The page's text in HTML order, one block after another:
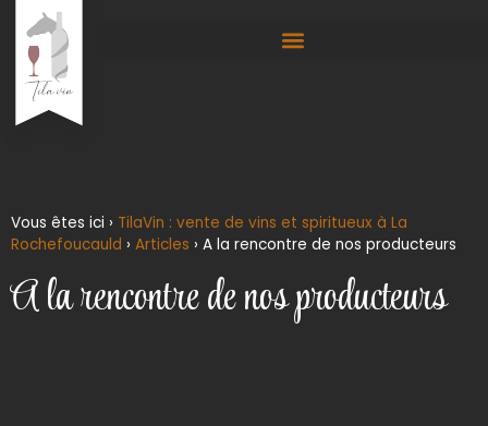
Vous êtes ici › TilaVin : vente de vins et spiritueux à La
Rochefoucauld › Articles › A la rencontre de nos producteurs
A la rencontre de nos producteurs